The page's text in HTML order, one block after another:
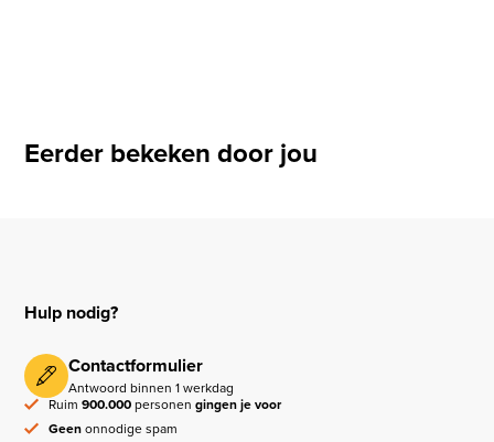
Eerder bekeken door jou
Hulp nodig?
Contactformulier
Antwoord binnen 1 werkdag
Ruim900.000personengingen je voor
Geenonnodige spam